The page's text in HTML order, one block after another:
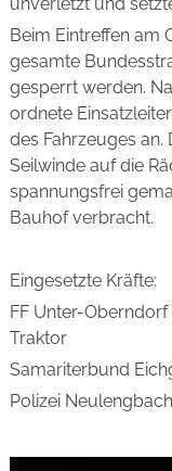
Beim Eintreffen am
gesamte
gesperrt werden.
ordnete
des Fahrzeuges
Seilwinde auf die
spannungsfrei
Bauhof verbracht.
Eingesetzte Kräfte:
FF Unter-
Traktor
Samariterbund
Polizei Neulengbach